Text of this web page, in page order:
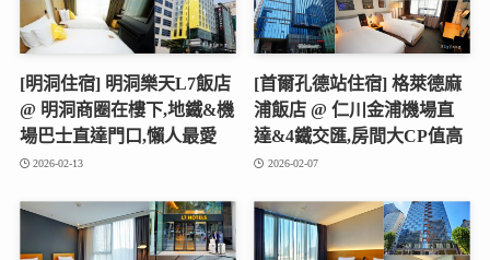
[明洞住宿] 明洞樂天L7飯店
@ 明洞商圈在樓下,地鐵&機
場巴士直達門口,懶人最愛
2026-02-13
[首爾孔德站住宿] 格萊德麻
浦飯店 @ 仁川金浦機場直
達&4鐵交匯,房間大CP值高
2026-02-07